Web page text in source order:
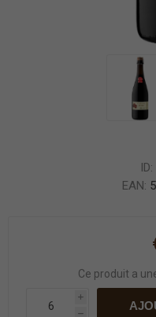
ID:
EAN:
Ce produit a
i
h